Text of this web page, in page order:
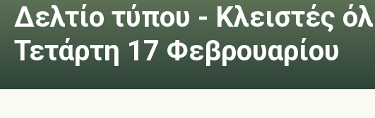
Δελτίο τύπου - Κλειστές
Τετάρτη 17 Φεβρουαρίου